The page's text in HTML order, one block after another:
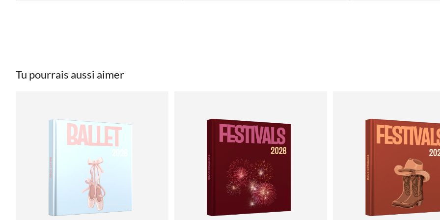
Tu pourrais aussi aimer